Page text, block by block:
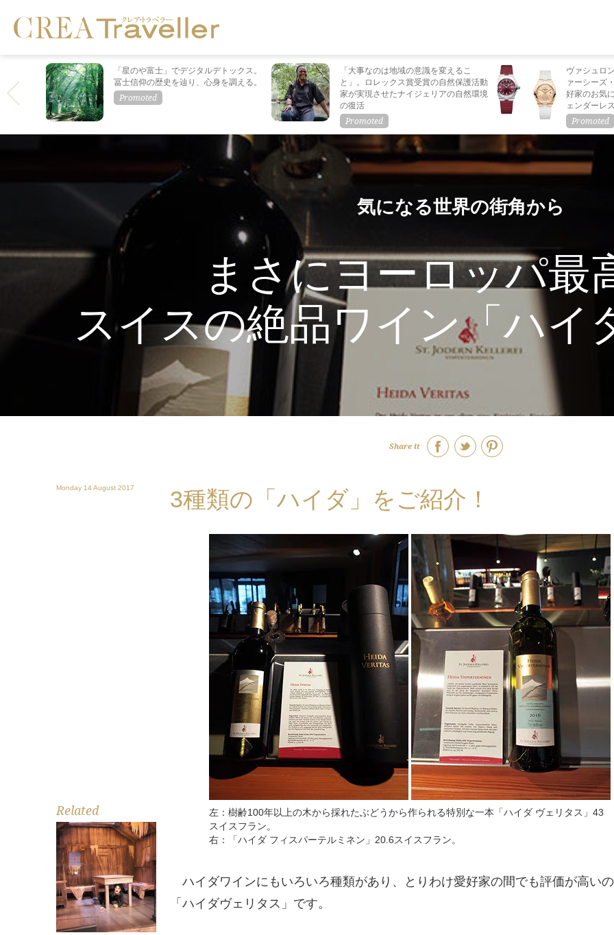
「星のや富士」でデジタルデトックス。
冨士信仰の歴史を辿り、心身を調える。
「大事なのは地域の意識を変えるこ
と」。ロレックス賞受賞の自然保護活動
家が実現させたナイジェリアの自然環境
の復活
ヴァシュロ
ァーシーズ
好家のお気
ェンダーレ
気になる世界の街角から
まさにヨーロッパ最
スイスの絶品ワイン「ハイ
Share it
Monday 14 August 2017
Related
3種類の「ハイダ」をご紹介！
左：樹齢100年以上の木から採れたぶどうから作られる特別な一本「ハイダ ヴェリタス」43
スイスフラン。
右：「ハイダ フィスパーテルミネン」20.6スイスフラン。
ハイダワインにもいろいろ種類があり、とりわけ愛好家の間でも評価が高い
「ハイダヴェリタス」です。